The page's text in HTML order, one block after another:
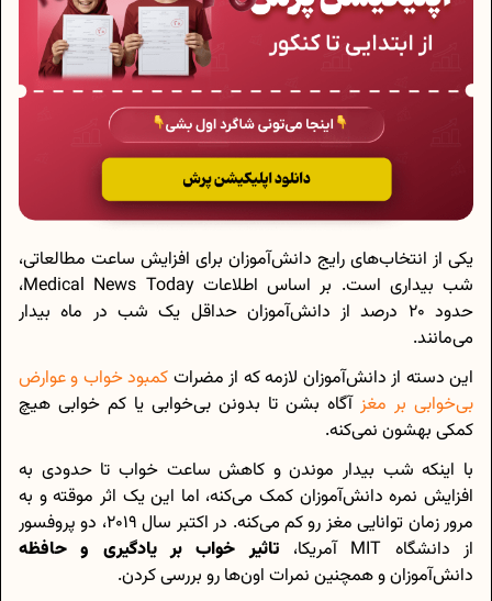
یکی از انتخاب‌های رایج دانش‌آموزان برای افزایش ساعت مطالعاتی،
شب بیداری است. بر اساس اطلاعات Medical News Today،
حدود 20 درصد از دانش‌آموزان حداقل یک شب در ماه بیدار
می‌مانند.
این دسته از دانش‌آموزان لازمه که از مضرات کمبود خواب و عوارض
بی‌خوابی بر مغزآگاه بشن تا بدونن بی‌خوابی یا کم خوابی هیچ
کمکی بهشون نمی‌کنه.
با اینکه شب بیدار موندن و کاهش ساعت خواب تا حدودی به
افزایش نمره دانش‌آموزان کمک می‌کنه، اما این یک اثر موقته و به
مرور زمان توانایی مغز رو کم می‌کنه. در اکتبر سال 2019، دو پروفسور
از دانشگاه MIT آمریکا،
تاثیر خواب بر یادگیری و حافظه
دانش‌آموزان و همچنین نمرات اون‌ها رو بررسی کردن.